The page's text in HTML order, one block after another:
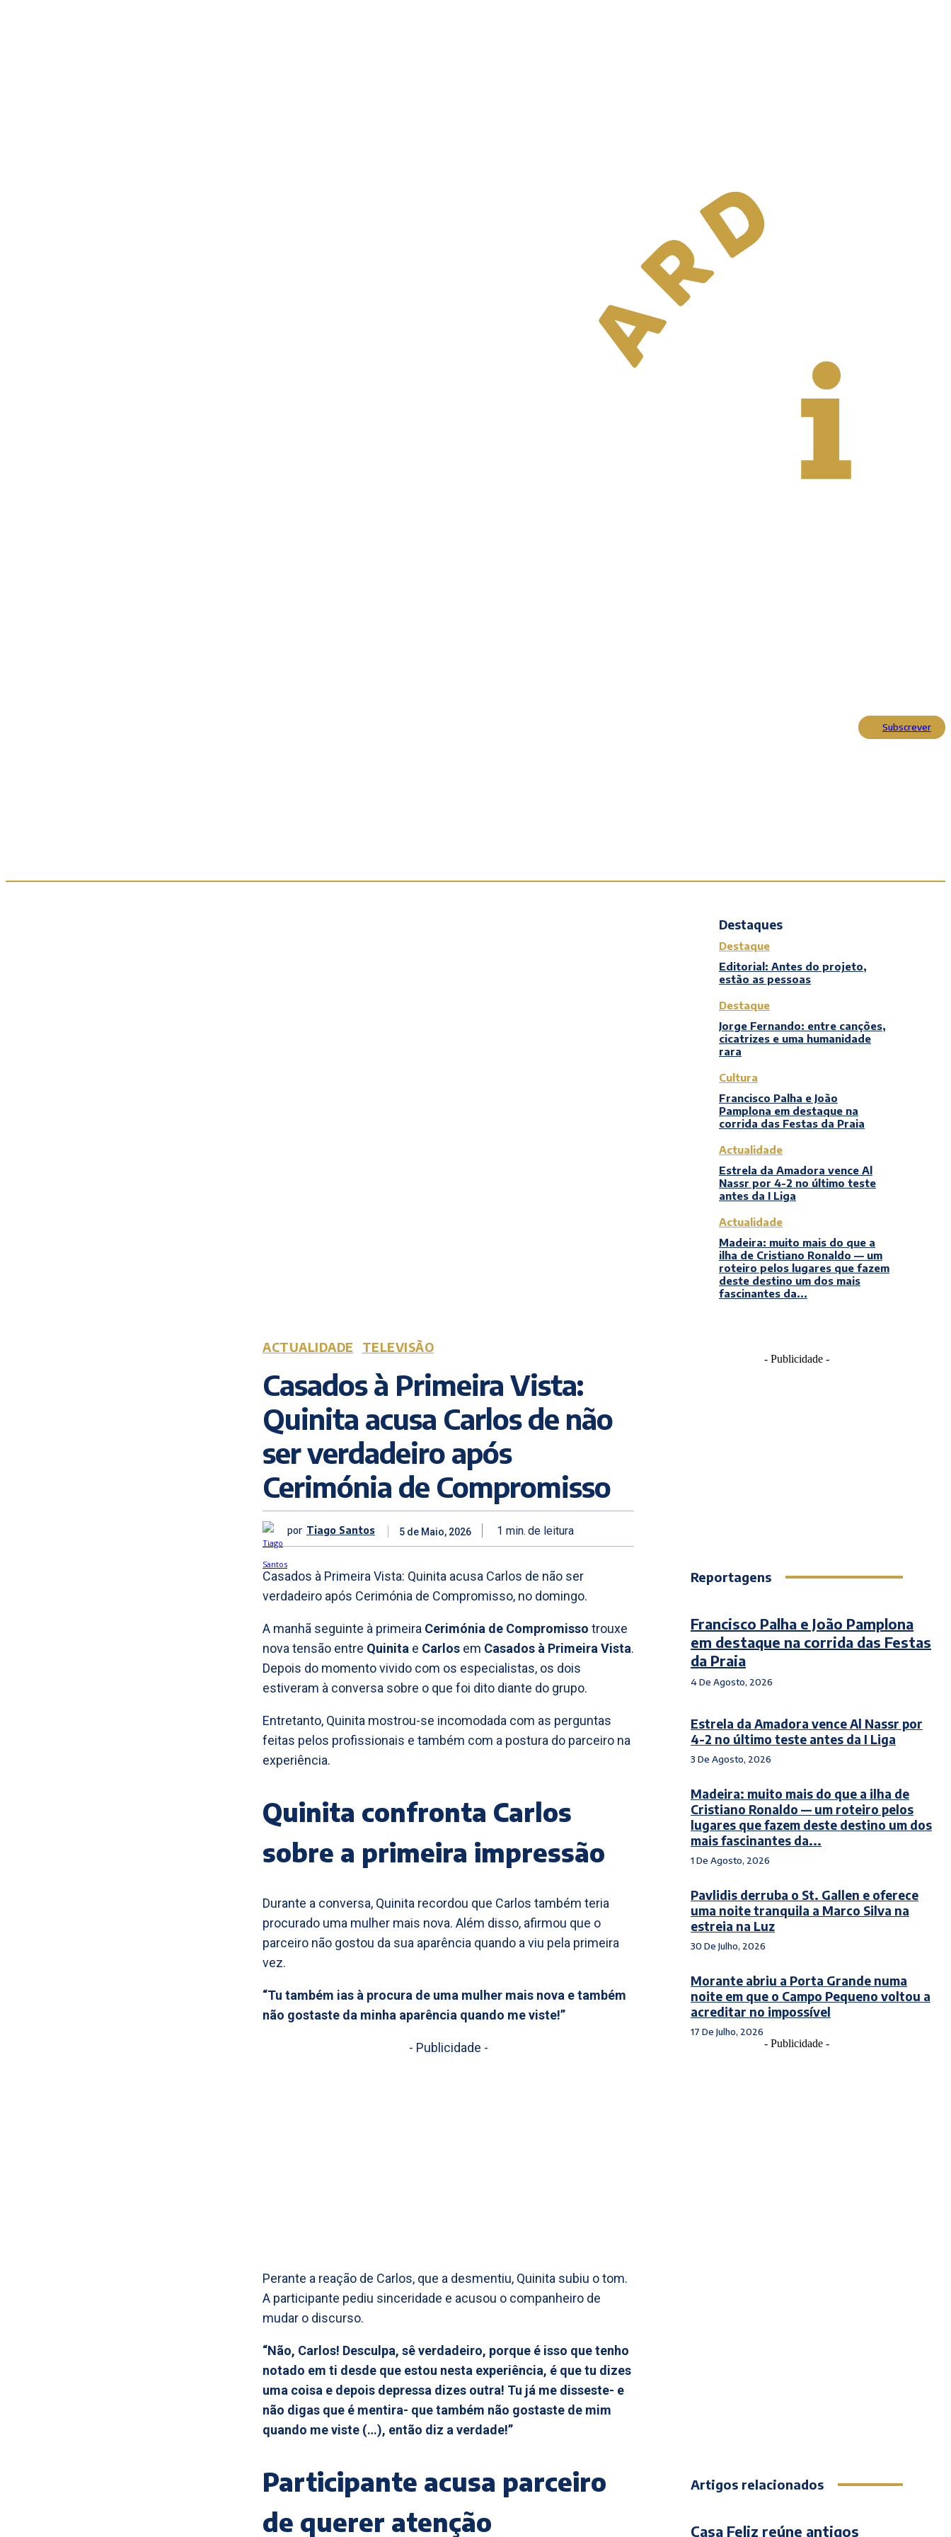
Subscrever
ACTUALIDADE TELEVISÃO
Casados à Primeira Vista:
Quinita acusa Carlos de não
ser verdadeiro após
Cerimónia de Compromisso
por Tiago Santos 5 de Maio, 2026 1 min. de leitura
Casados à Primeira Vista: Quinita acusa Carlos de não ser
verdadeiro após Cerimónia de Compromisso, no domingo.
A manhã seguinte à primeira Cerimónia de Compromisso trouxe
nova tensão entre Quinita e Carlos em Casados à Primeira Vista.
Depois do momento vivido com os especialistas, os dois
estiveram à conversa sobre o que foi dito diante do grupo.
Entretanto, Quinita mostrou-se incomodada com as perguntas
feitas pelos profissionais e também com a postura do parceiro na
experiência.
Quinita confronta Carlos
sobre a primeira impressão
Durante a conversa, Quinita recordou que Carlos também teria
procurado uma mulher mais nova. Além disso, afirmou que o
parceiro não gostou da sua aparência quando a viu pela primeira
vez.
“Tu também ias à procura de uma mulher mais nova e também
não gostaste da minha aparência quando me viste!”
- Publicidade -
Perante a reação de Carlos, que a desmentiu, Quinita subiu o tom.
A participante pediu sinceridade e acusou o companheiro de
mudar o discurso.
“Não, Carlos! Desculpa, sê verdadeiro, porque é isso que tenho
notado em ti desde que estou nesta experiência, é que tu dizes
uma coisa e depois depressa dizes outra! Tu já me disseste- e
não digas que é mentira- que também não gostaste de mim
quando me viste (…), então diz a verdade!”
Participante acusa parceiro
de querer atenção
Destaques
Destaque
Editorial: Antes do projeto,
estão as pessoas
Destaque
Jorge Fernando: entre canções,
cicatrizes e uma humanidade
rara
Cultura
Francisco Palha e João
Pamplona em destaque na
corrida das Festas da Praia
Actualidade
Estrela da Amadora vence Al
Nassr por 4-2 no último teste
antes da I Liga
Actualidade
Madeira: muito mais do que a
ilha de Cristiano Ronaldo — um
roteiro pelos lugares que fazem
deste destino um dos mais
fascinantes da...
- Publicidade -
Reportagens
Francisco Palha e João Pamplona
em destaque na corrida das Festas
da Praia
4 De Agosto, 2026
Estrela da Amadora vence Al Nassr por
4-2 no último teste antes da I Liga
3 De Agosto, 2026
Madeira: muito mais do que a ilha de
Cristiano Ronaldo — um roteiro pelos
lugares que fazem deste destino um dos
mais fascinantes da...
1 De Agosto, 2026
Pavlidis derruba o St. Gallen e oferece
uma noite tranquila a Marco Silva na
estreia na Luz
30 De Julho, 2026
Morante abriu a Porta Grande numa
noite em que o Campo Pequeno voltou a
acreditar no impossível
17 De Julho, 2026
- Publicidade -
Artigos relacionados
Casa Feliz reúne antigos